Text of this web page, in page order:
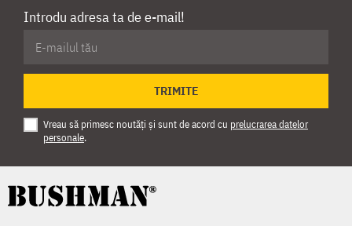
Introdu adresa ta de e-mail!
TRIMITE
Vreau să primesc noutăți și sunt de acord cu prelucrarea datelor
personale.